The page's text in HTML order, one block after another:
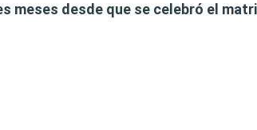
meses desde que se celebró el